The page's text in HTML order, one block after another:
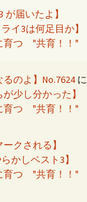
が届いたよ】
イ3は何足目か】
育つ "共育！！"
るのよ】No.7624に
少し分かった】
育つ "共育！！"
ークされる】
らかしベスト3】
育つ "共育！！"